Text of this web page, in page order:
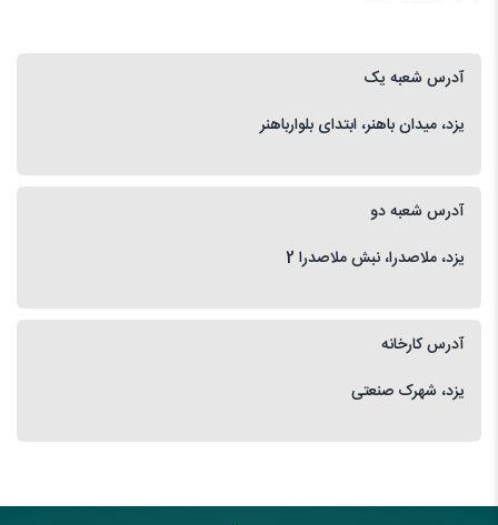
آدرس شعبه یک
یزد، میدان باهنر، ابتدای بلوارباهنر
آدرس شعبه دو
یزد، ملاصدرا، نبش ملاصدرا 2
آدرس کارخانه
یزد، شهرک صنعتی